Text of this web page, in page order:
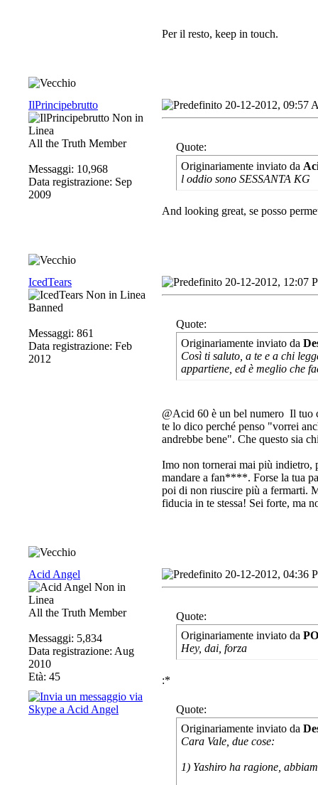
Per il resto, keep in touch.
IlPrincipebrutto
All the Truth Member
Messaggi: 10,968
Data registrazione: Sep
2009
20-12-2012, 09:57
Quote:
Originariamente inviato da
l oddio sono SESSANTA KG
And looking great, se posso
IcedTears
Banned
Messaggi: 861
Data registrazione: Feb
2012
20-12-2012, 12:07
Quote:
Originariamente inviato da
Così ti saluto, a te e a chi
appartiene, ed è meglio che
@Acid 60 è un bel numero Il tuo
te lo dico perché penso "vorrei
andrebbe bene". Che questo sia
Imo non tornerai mai più indietro,
mandare a fan****. Forse la tua
poi di non riuscire più a fermarti.
fiducia in te stessa! Sei forte, ma
Acid Angel
All the Truth Member
Messaggi: 5,834
Data registrazione: Aug
2010
Età: 45
20-12-2012, 04:36
Quote:
Originariamente inviato da
Hey, dai, forza
:*
Quote:
Originariamente inviato da
Cara Vale, due cose:
1) Yashiro ha ragione,